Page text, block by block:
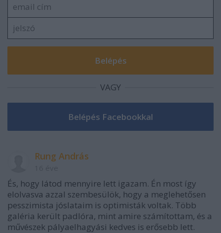
VAGY
Rung András
És, hogy látod mennyire lett igazam. Én most így
elolvasva azzal szembesülök, hogy a meglehetősen
pesszimista jóslataim is optimisták voltak. Több
galéria került padlóra, mint amire számítottam, és a
művészek pályaelhagyási kedves is erősebb lett.